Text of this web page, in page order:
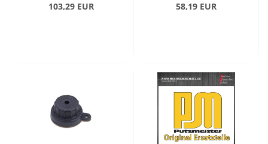
103,29 EUR 58,19 EUR